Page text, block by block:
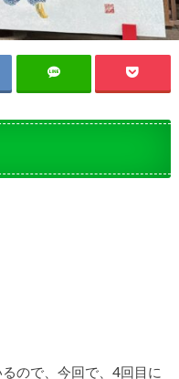
ので、今回で、4回目に